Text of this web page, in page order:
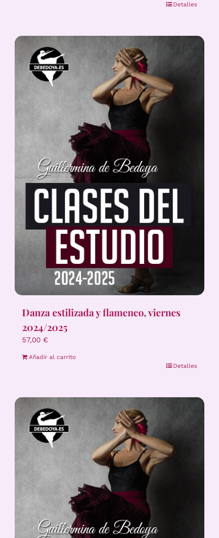
Detalles
Danza estilizada y flamenco, viernes
2024/2025
57,00 €
Añadir al carrito
Detalles